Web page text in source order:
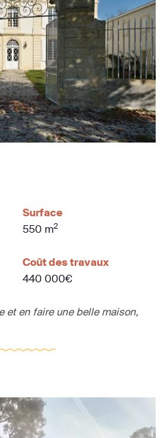
Surface
550 m2
Coût des travaux
440 000€
et en faire une belle maison,